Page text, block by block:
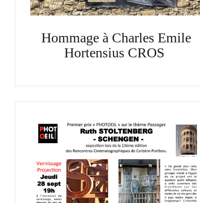
Hommage à Charles Emile
Hortensius CROS